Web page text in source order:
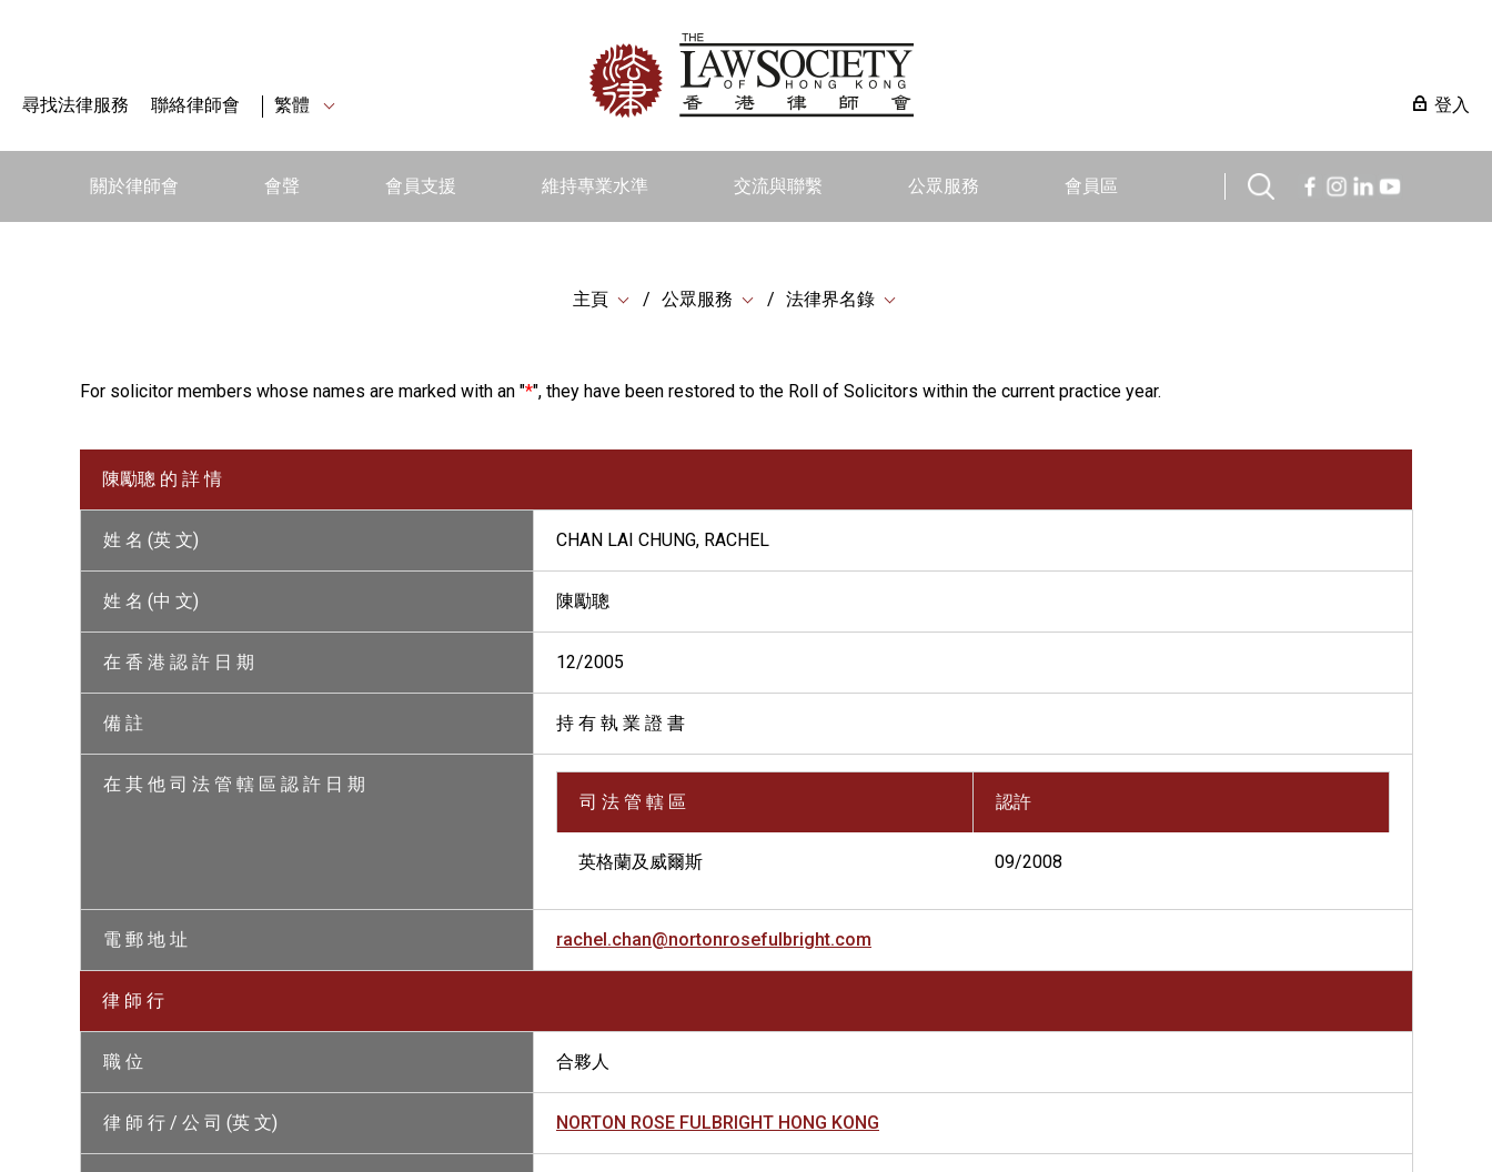
尋找法律服務 聯絡律師會 繁體 登入
關於律師會 會聲 會員支援 維持專業水準 交流與聯繫 公眾服務 會員區
主頁 公眾服務 法律界名錄
For solicitor members whose names are marked with an "*", they have been restored to the Roll of Solicitors within the current practice year.
陳勵聰 的 詳 情
姓 名 (英 文) CHAN LAI CHUNG, RACHEL
姓 名 (中 文) 陳勵聰
在 香 港 認 許 日 期 12/2005
備 註 持 有 執 業 證 書
在 其 他 司 法 管 轄 區 認 許 日 期
司 法 管 轄 區
認許
英格蘭及威爾斯 09/2008
電 郵 地 址 rachel.chan@nortonrosefulbright.com
律 師 行
職 位 合夥人
律 師 行 / 公 司 (英 文) NORTON ROSE FULBRIGHT HONG KONG